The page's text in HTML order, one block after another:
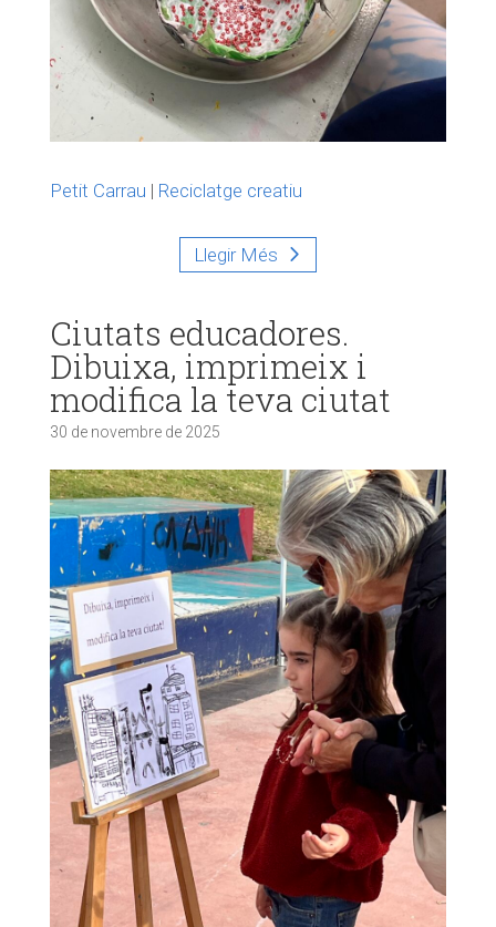
Petit Carrau | Reciclatge creatiu
Llegir Més
Ciutats educadores.
Dibuixa, imprimeix i
modifica la teva ciutat
30 de novembre de 2025